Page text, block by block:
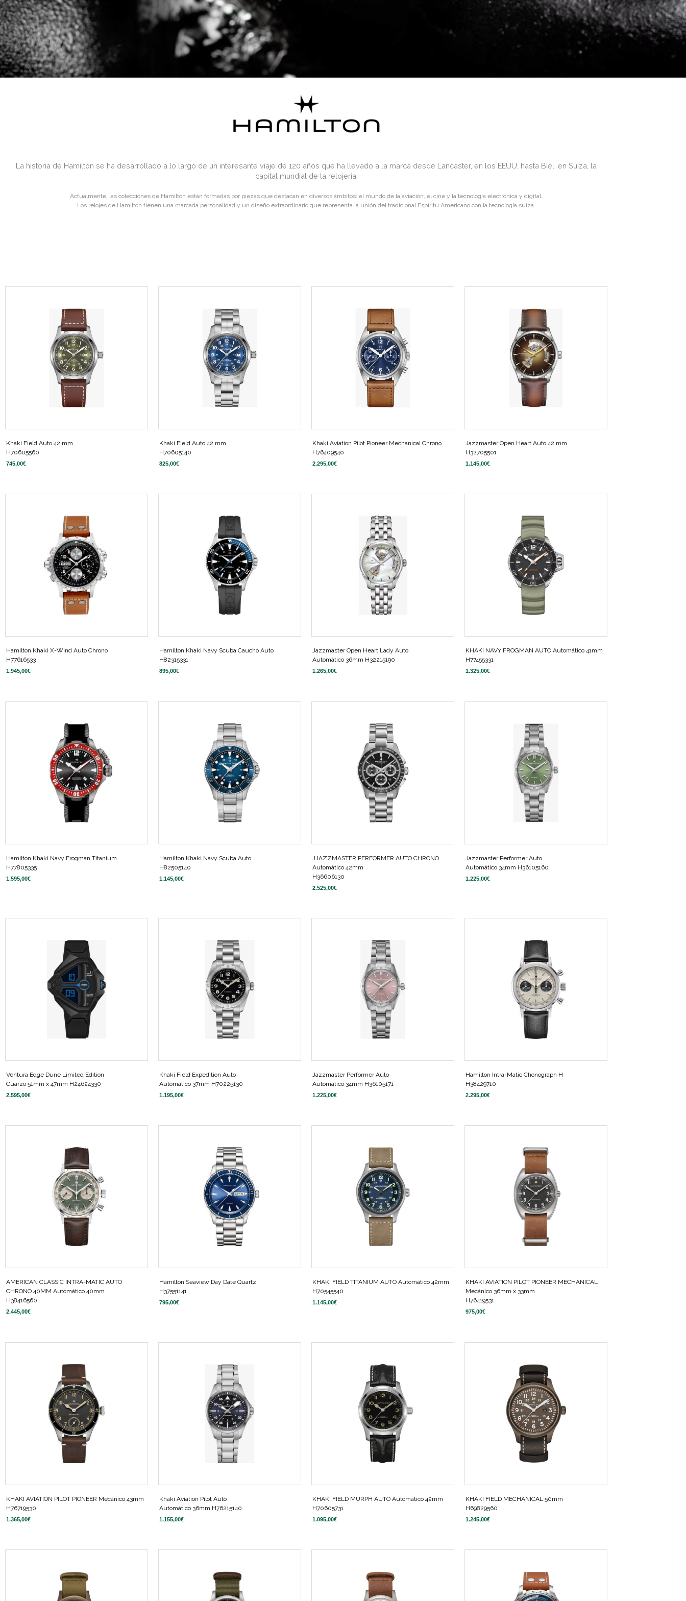
La historia de Hamilton se ha desarrollado a lo largo de un interesante viaje de 120 años que ha llevado a la marca desde Lancaster, en los EEUU, hasta Biel, en Suiza, la
capital mundial de la relojería.
Actualmente, las colecciones de Hamilton están formadas por piezas que destacan en diversos ámbitos: el mundo de la aviación, el cine y la tecnología electrónica y digital.
Los relojes de Hamilton tienen una marcada personalidad y un diseño extraordinario que representa la unión del tradicional Espíritu Americano con la tecnología suiza.
Khaki Field Auto 42 mm
H70605560
745,00€
Khaki Field Auto 42 mm
H70605140
825,00€
Khaki Aviation Pilot Pioneer Mechanical Chrono
H76409540
2.295,00€
Jazzmaster Open Heart Auto 42 mm
H32705501
1.145,00€
Hamilton Khaki X-Wind Auto Chrono
H77616533
1.945,00€
Hamilton Khaki Navy Scuba Caucho Auto
H82315331
895,00€
Jazzmaster Open Heart Lady Auto
Automático 36mm H32215190
1.265,00€
KHAKI NAVY FROGMAN AUTO Automático 41mm
H77455331
1.325,00€
Hamilton Khaki Navy Frogman Titanium
H77805335
1.595,00€
Hamilton Khaki Navy Scuba Auto
H82505140
1.145,00€
JJAZZMASTER PERFORMER AUTO CHRONO
Automático 42mm
H36606130
2.525,00€
Jazzmaster Performer Auto
Automático 34mm H36105160
1.225,00€
Ventura Edge Dune Limited Edition
Cuarzo 51mm x 47mm H24624330
2.595,00€
Khaki Field Expedition Auto
Automático 37mm H70225130
1.195,00€
Jazzmaster Performer Auto
Automático 34mm H36105171
1.225,00€
Hamilton Intra-Matic Chonograph H
H38429710
2.295,00€
AMERICAN CLASSIC INTRA-MATIC AUTO
CHRONO 40MM Automático 40mm
H38416560
2.445,00€
Hamilton Seaview Day Date Quartz
H37551141
795,00€
KHAKI FIELD TITANIUM AUTO Automático 42mm
H70545540
1.145,00€
KHAKI AVIATION PILOT PIONEER MECHANICAL
Mecánico 36mm x 33mm
H76419531
975,00€
KHAKI AVIATION PILOT PIONEER Mecánico 43mm
H76719530
1.365,00€
Khaki Aviation Pilot Auto
Automático 36mm H76215140
1.155,00€
KHAKI FIELD MURPH AUTO Automático 42mm
H70605731
1.095,00€
KHAKI FIELD MECHANICAL 50mm
H69829560
1.245,00€